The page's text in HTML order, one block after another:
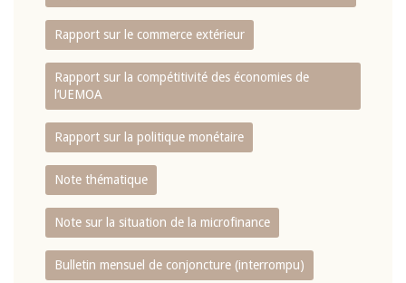
Rapport sur le commerce extérieur
Rapport sur la compétitivité des économies de
l‘UEMOA
Rapport sur la politique monétaire
Note thématique
Note sur la situation de la microfinance
Bulletin mensuel de conjoncture (interrompu)